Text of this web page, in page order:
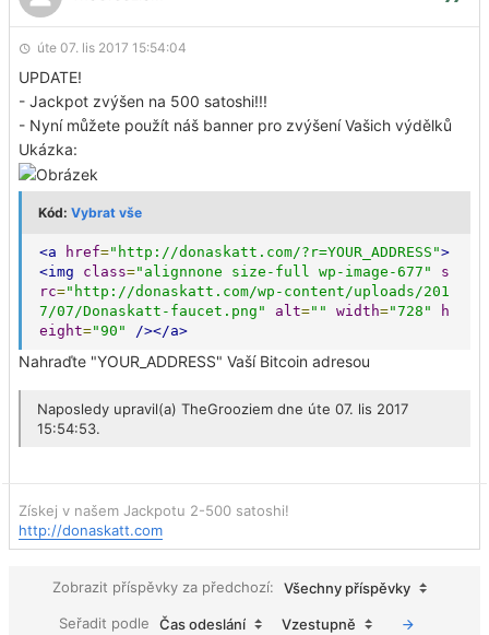
úte 07. lis 2017 15:54:04
UPDATE!
- Jackpot zvýšen na 500 satoshi!!!
- Nyní můžete použít náš banner pro zvýšení Vašich výdělků
Ukázka:
Kód: Vybrat vše
<a href="http://donaskatt.com/?r=YOUR_ADDRESS">
<img
class="alignnone size-full wp-image-677"
s
rc="http://donaskatt.com/wp-content/uploads/201
7/07/Donaskatt-faucet.png"
alt="" width="728"
h
eight="90" /></a>
Nahraďte "YOUR_ADDRESS" Vaší Bitcoin adresou
Naposledy upravil(a) TheGrooziem dne úte 07. lis 2017
15:54:53.
Získej v našem Jackpotu 2-500 satoshi!
http://donaskatt.com
Zobrazit příspěvky za předchozí:
Všechny příspěvky
Seřadit podle
Čas odeslání Vzestupně